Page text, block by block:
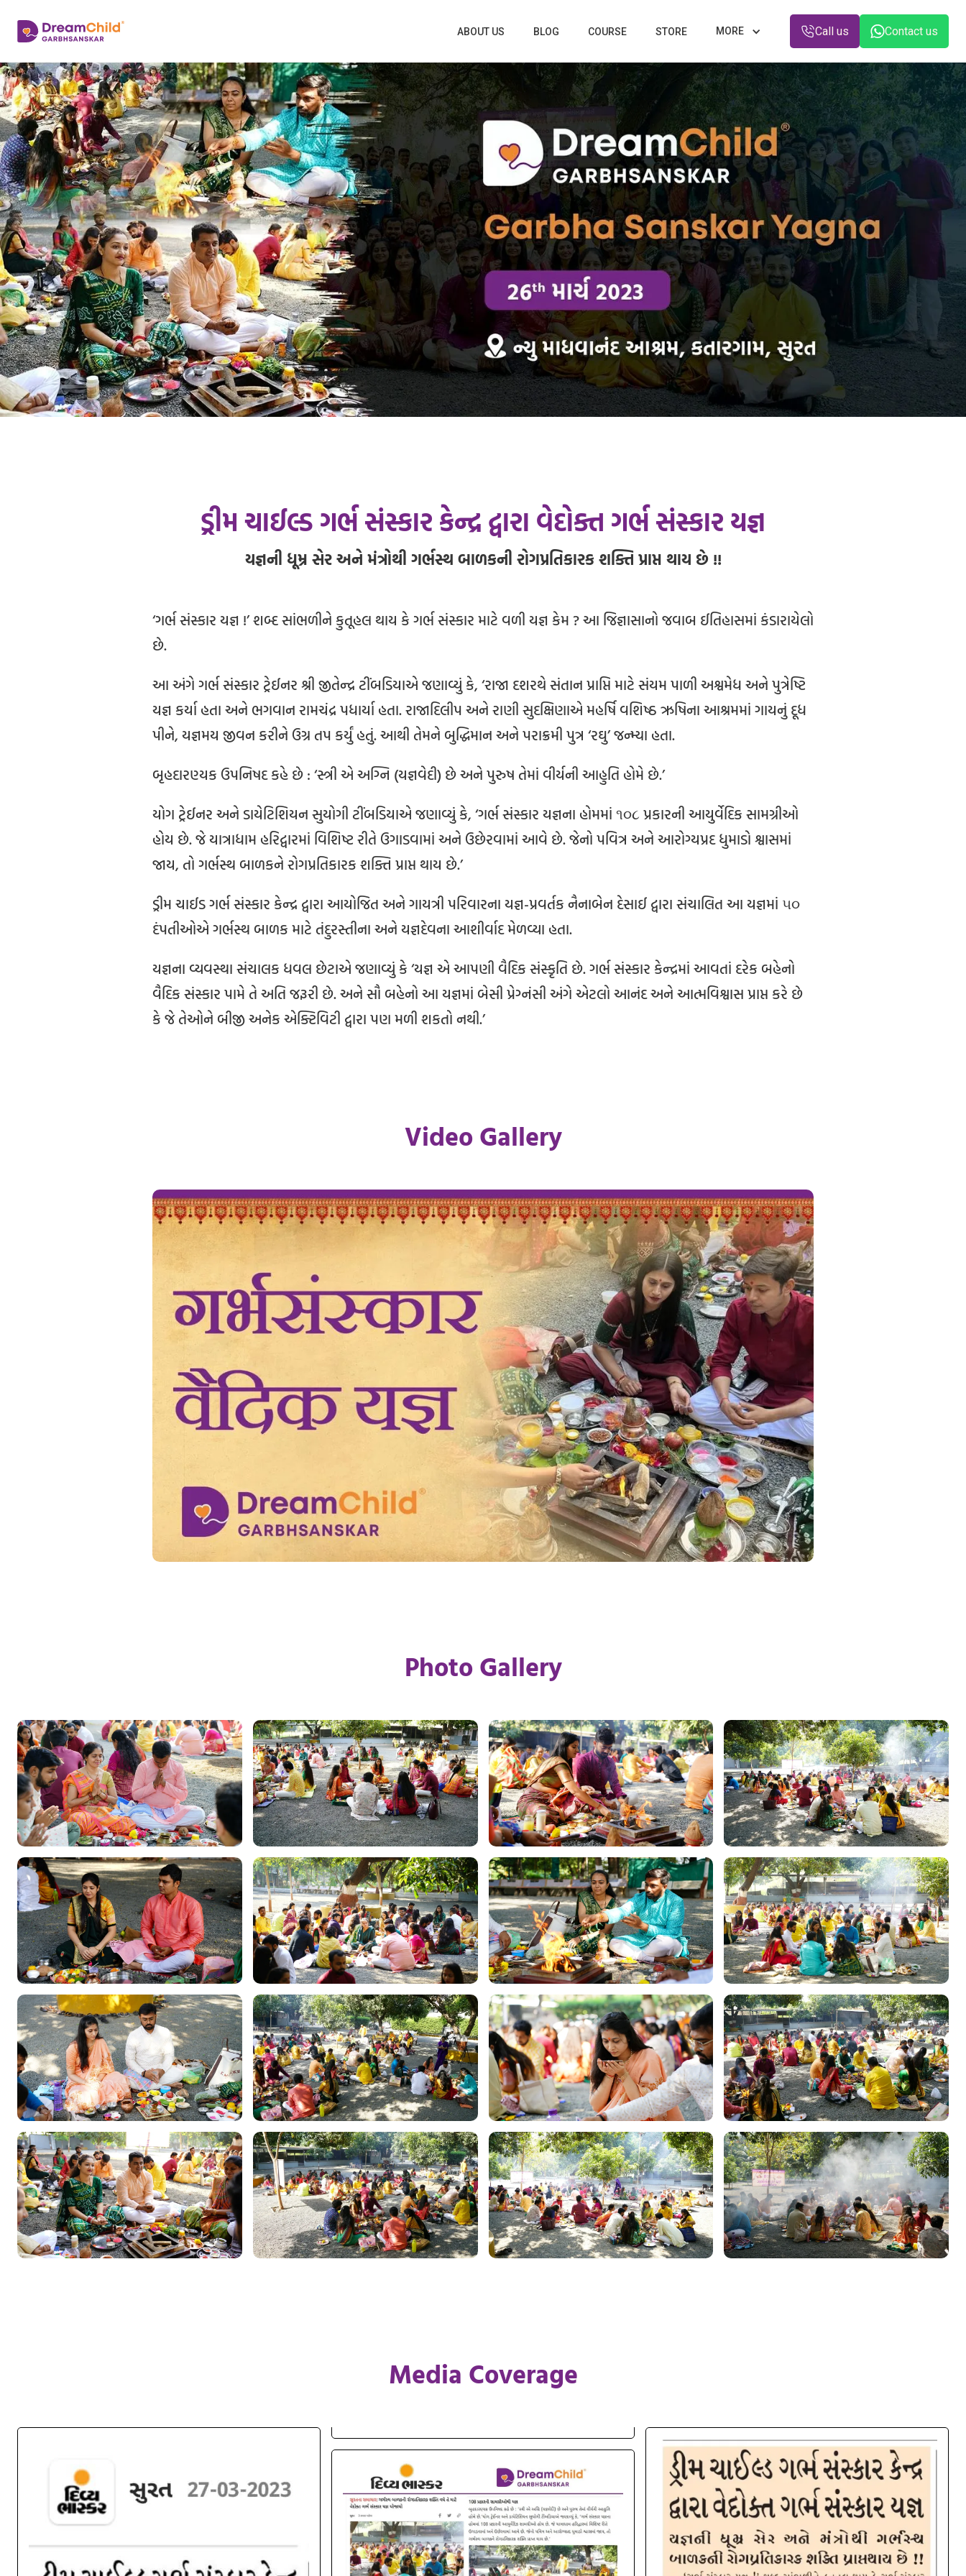
ABOUT US BLOG COURSE STORE MORE Call us Contact us
ડ્રીમ ચાઈલ્ડ ગર્ભ સંસ્કાર કેન્દ્ર દ્વારા વેદોક્ત ગર્ભ સંસ્કાર યજ્ઞ
યજ્ઞની ધૂમ્ર સેર અને મંત્રોથી ગર્ભસ્થ બાળકની રોગપ્રતિકારક શક્તિ પ્રાપ્ત થાય છે !!
‘ગર્ભ સંસ્કાર યજ્ઞ !’ શબ્દ સાંભળીને કુતૂહલ થાય કે ગર્ભ સંસ્કાર માટે વળી યજ્ઞ કેમ ? આ જિજ્ઞાસાનો જવાબ ઈતિહાસમાં કંડારાયેલો
છે.
આ અંગે ગર્ભ સંસ્કાર ટ્રેઈનર શ્રી જીતેન્દ્ર ટીંબડિયાએ જણાવ્યું કે, ‘રાજા દશરથે સંતાન પ્રાપ્તિ માટે સંયમ પાળી અશ્વમેધ અને પુત્રેષ્ટિ
યજ્ઞ કર્યા હતા અને ભગવાન રામચંદ્ર પધાર્યા હતા. રાજાદિલીપ અને રાણી સુદક્ષિણાએ મહર્ષિ વશિષ્ઠ ઋષિના આશ્રમમાં ગાયનું દૂધ
પીને, યજ્ઞમય જીવન કરીને ઉગ્ર તપ કર્યું હતું. આથી તેમને બુદ્ધિમાન અને પરાક્રમી પુત્ર ‘રઘુ’ જન્મ્યા હતા.
બૃહદારણ્યક ઉપનિષદ કહે છે : ‘સ્ત્રી એ અગ્નિ (યજ્ઞવેદી) છે અને પુરુષ તેમાં વીર્યની આહુતિ હોમે છે.’
યોગ ટ્રેઈનર અને ડાયેટિશિયન સુયોગી ટીંબડિયાએ જણાવ્યું કે, ‘ગર્ભ સંસ્કાર યજ્ઞના હોમમાં ૧૦૮ પ્રકારની આયુર્વેદિક સામગ્રીઓ
હોય છે. જે યાત્રાધામ હરિદ્વારમાં વિશિષ્ટ રીતે ઉગાડવામાં અને ઉછેરવામાં આવે છે. જેનો પવિત્ર અને આરોગ્યપ્રદ ધુમાડો શ્વાસમાં
જાય, તો ગર્ભસ્થ બાળકને રોગપ્રતિકારક શક્તિ પ્રાપ્ત થાય છે.’
ડ્રીમ ચાઈડ ગર્ભ સંસ્કાર કેન્દ્ર દ્વારા આયોજિત અને ગાયત્રી પરિવારના યજ્ઞ-પ્રવર્તક નૈનાબેન દેસાઈ દ્વારા સંચાલિત આ યજ્ઞમાં ૫૦
દંપતીઓએ ગર્ભસ્થ બાળક માટે તંદુરસ્તીના અને યજ્ઞદેવના આશીર્વાદ મેળવ્યા હતા.
યજ્ઞના વ્યવસ્થા સંચાલક ધવલ છેટાએ જણાવ્યું કે ‘યજ્ઞ એ આપણી વૈદિક સંસ્કૃતિ છે. ગર્ભ સંસ્કાર કેન્દ્રમાં આવતાં દરેક બહેનો
વૈદિક સંસ્કાર પામે તે અતિ જરૂરી છે. અને સૌ બહેનો આ યજ્ઞમાં બેસી પ્રેગ્નંસી અંગે એટલો આનંદ અને આત્મવિશ્વાસ પ્રાપ્ત કરે છે
કે જે તેઓને બીજી અનેક એક્ટિવિટી દ્વારા પણ મળી શકતો નથી.’
Video Gallery
Photo Gallery
Media Coverage